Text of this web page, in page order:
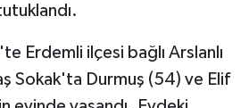
Erdemli ilçesi bağlı Arslanlı
Sokak'ta Durmuş (54) ve Elif